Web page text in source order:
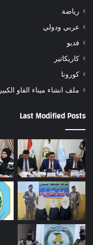
رياضة
عربي ودولي
فديو
كاريكاتير
كورونا
ملف انشاء ميناء الفاو الكبير
Last Modified Posts